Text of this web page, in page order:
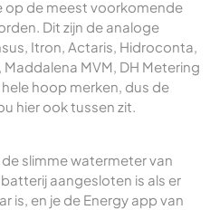
op de meest voorkomende
Dit zijn de analoge
Itron, Actaris, Hidroconta,
MVM, DH Metering
hoop merken, dus de
hier ook tussen zit.
slimme watermeter van
aangesloten is als er
is, en je de Energy app van